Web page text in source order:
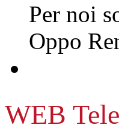
Per noi
Oppo
WEB